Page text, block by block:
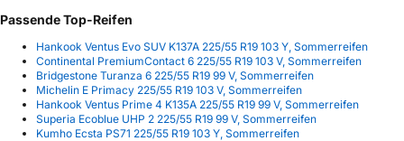
Passende Top-Reifen
Hankook Ventus Evo SUV K137A 225/55 R19 103 Y, Sommerreifen
Continental PremiumContact 6 225/55 R19 103 V, Sommerreifen
Bridgestone Turanza 6 225/55 R19 99 V, Sommerreifen
Michelin E Primacy 225/55 R19 103 V, Sommerreifen
Hankook Ventus Prime 4 K135A 225/55 R19 99 V, Sommerreifen
Superia Ecoblue UHP 2 225/55 R19 99 V, Sommerreifen
Kumho Ecsta PS71 225/55 R19 103 Y, Sommerreifen